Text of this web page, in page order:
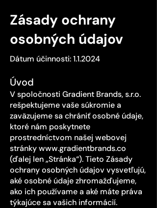
Zásady ochrany
osobných údajov
Dátum účinnosti: 1.1.2024
Úvod
V spoločnosti Gradient Brands, s.r.o.
rešpektujeme vaše súkromie a
zaväzujeme sa chrániť osobné údaje,
ktoré nám poskytnete
prostredníctvom našej webovej
stránkywww.gradientbrands.co
(ďalej len „Stránka“). Tieto Zásady
ochrany osobných údajov vysvetľujú,
aké osobné údaje zhromažďujeme,
ako ich používame a aké máte práva
týkajúce sa vašich informácií.